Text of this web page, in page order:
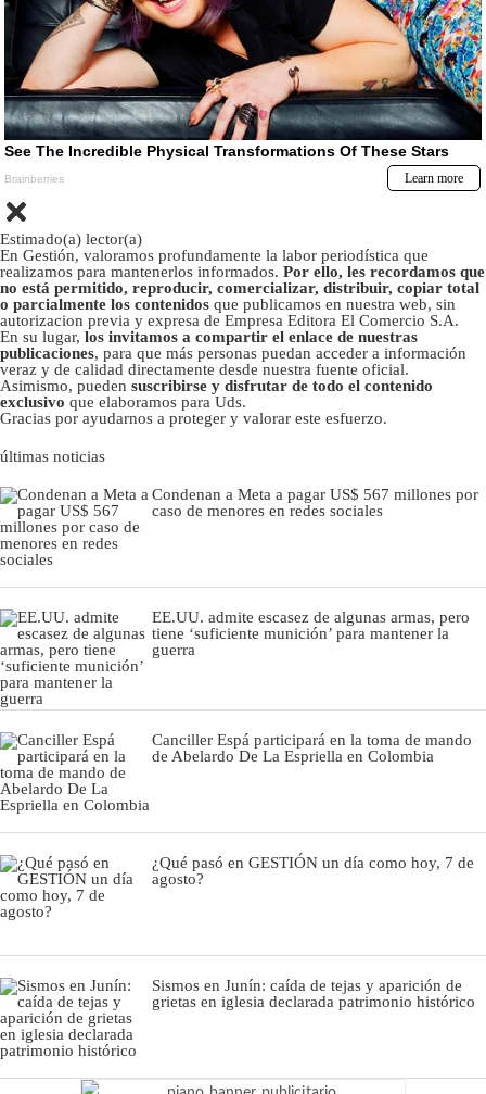
Estimado(a) lector(a)
En Gestión, valoramos profundamente la labor periodística que
realizamos para mantenerlos informados. Por ello, les recordamos que
no está permitido, reproducir, comercializar, distribuir, copiar total
o parcialmente los contenidos que publicamos en nuestra web, sin
autorizacion previa y expresa de Empresa Editora El Comercio S.A.
En su lugar, los invitamos a compartir el enlace de nuestras
publicaciones, para que más personas puedan acceder a información
veraz y de calidad directamente desde nuestra fuente oficial.
Asimismo, pueden suscribirse y disfrutar de todo el contenido
exclusivo que elaboramos para Uds.
Gracias por ayudarnos a proteger y valorar este esfuerzo.
últimas noticias
Condenan a Meta a pagar US$ 567 millones por
caso de menores en redes sociales
EE.UU. admite escasez de algunas armas, pero
tiene ‘suficiente munición’ para mantener la
guerra
Canciller Espá participará en la toma de mando
de Abelardo De La Espriella en Colombia
¿Qué pasó en GESTIÓN un día como hoy, 7 de
agosto?
Sismos en Junín: caída de tejas y aparición de
grietas en iglesia declarada patrimonio histórico